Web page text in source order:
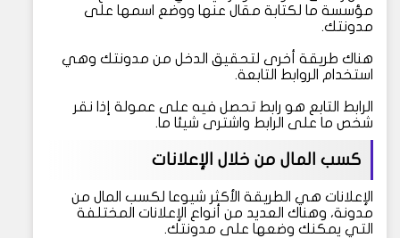
مؤسسة ما لكتابة مقال عنها ووضع اسمها على
مدونتك.
هناك طريقة أخرى لتحقيق الدخل من مدونتك وهي
استخدام الروابط التابعة.
الرابط التابع هو رابط تحصل فيه على عمولة إذا نقر
شخص ما على الرابط واشترى شيئا ما.
كسب المال من خلال الإعلانات
الإعلانات هي الطريقة الأكثر شيوعا لكسب المال من
مدونة، وهناك العديد من أنواع الإعلانات المختلفة
التي يمكنك وضعها على مدونتك.